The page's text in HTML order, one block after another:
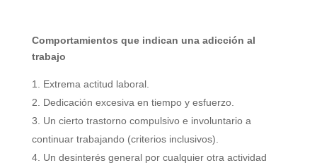
Comportamientos que indican una adicción al
trabajo
Extrema actitud laboral.
Dedicación excesiva en tiempo y esfuerzo.
Un cierto trastorno compulsivo e involuntario a
continuar trabajando (criterios inclusivos).
Un desinterés general por cualquier otra actividad